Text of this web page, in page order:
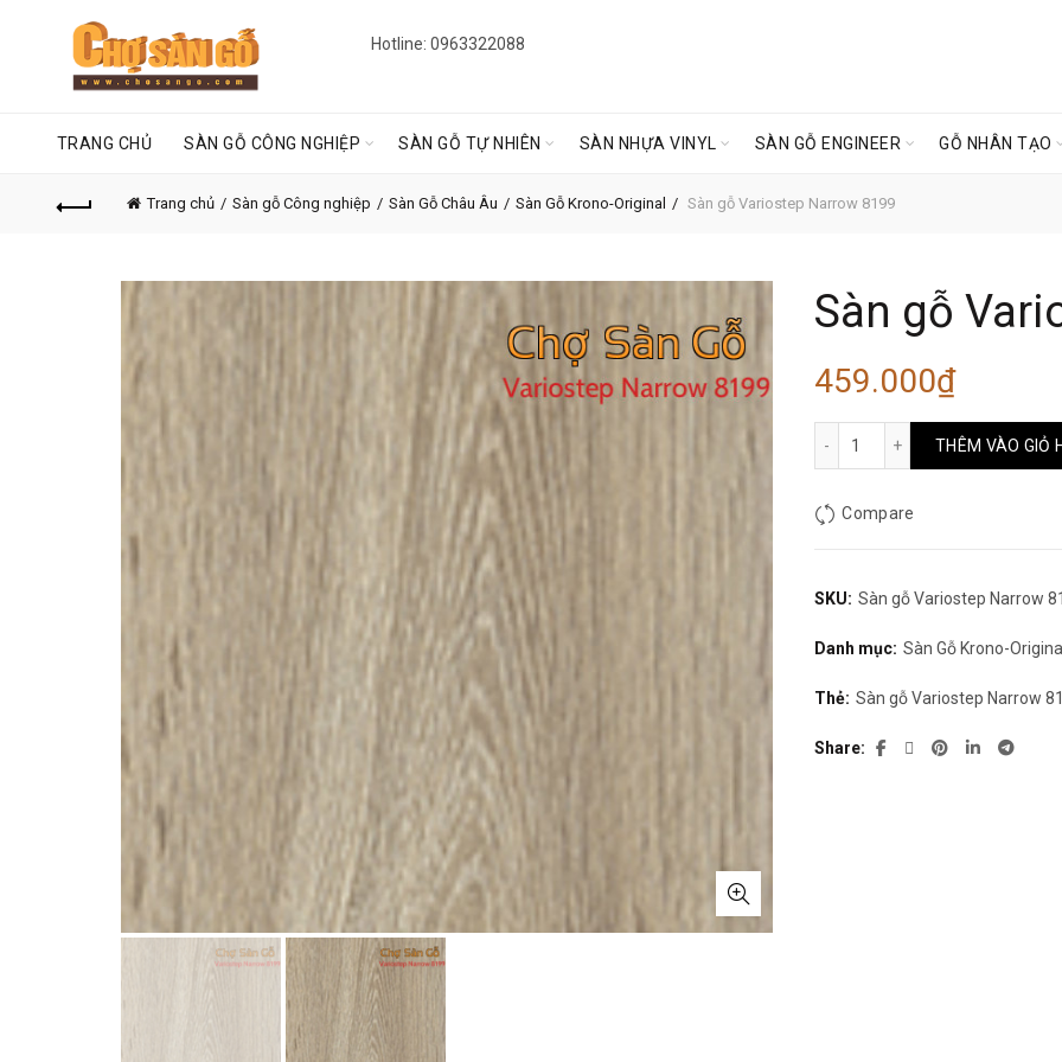
Hotline: 0963322088
TRANG CHỦ SÀN GỖ CÔNG NGHIỆP SÀN GỖ TỰ NHIÊN SÀN NHỰA VINYL SÀN GỖ ENGINEER GỖ NHÂN TẠO
Trang chủ Sàn gỗ Công nghiệp Sàn Gỗ Châu Âu Sàn Gỗ Krono-Original Sàn gỗ Variostep Narrow 8199
Sàn gỗ
459.000₫
Sàn gỗ Variostep Narrow
THÊM VÀO GIỎ
Compare
SKU: Sàn gỗ Variostep Narrow
Danh mục: Sàn Gỗ Krono-Original
Thẻ: Sàn gỗ Variostep Narrow
Share